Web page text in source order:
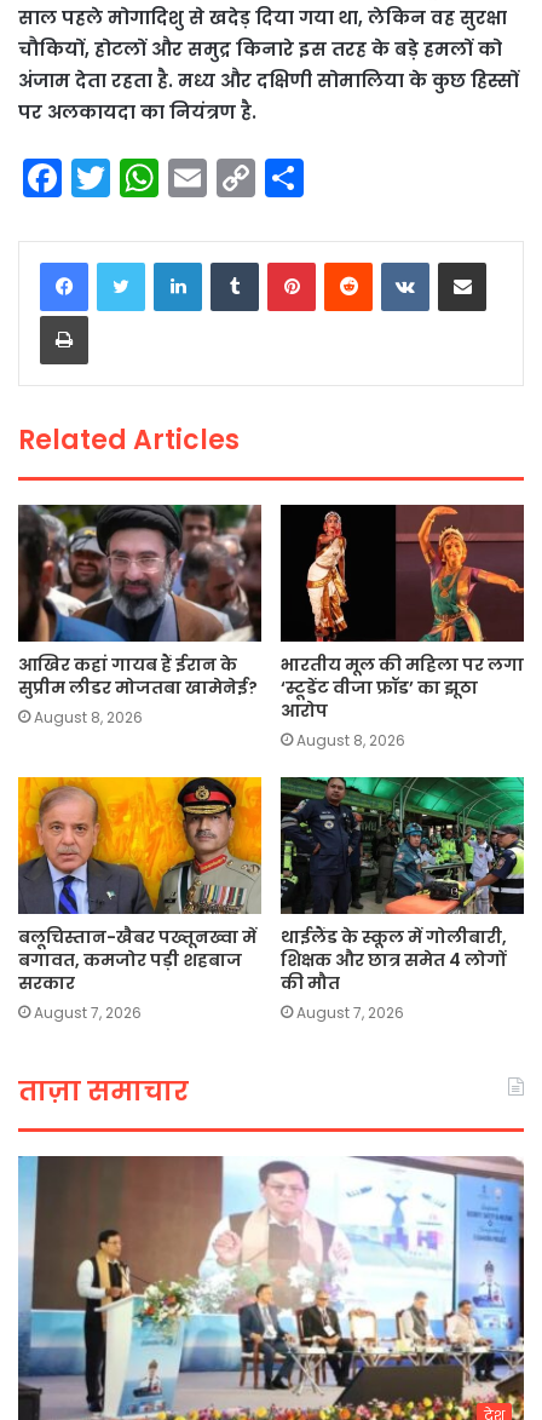
साल पहले मोगादिशु से खदेड़ दिया गया था, लेकिन वह सुरक्षा
चौकियों, होटलों और समुद्र किनारे इस तरह के बड़े हमलों को
अंजाम देता रहता है. मध्य और दक्षिणी सोमालिया के कुछ हिस्सों
पर अलकायदा का नियंत्रण है.
F
a
c
e
b
o
k
T
w
itt
er
W
h
a
ts
p
E
m
ai
C
o
p
n
ar
LinkedInTumblrPinterestReddit VKontakteShare via Email
Print
Related Articles
आखिर कहां गायब हैं ईरान के
सुप्रीम लीडर मोजतबा खामेनेई?
August 8, 2026
भारतीय मूल की महिला पर लगा
‘स्टूडेंट वीजा फ्रॉड’ का झूठा
आरोप
August 8, 2026
बलूचिस्तान-खैबर पख्तूनख्वा में
बगावत, कमजोर पड़ी शहबाज
सरकार
August 7, 2026
थाईलैंड के स्कूल में गोलीबारी,
शिक्षक और छात्र समेत 4 लोगों
की मौत
August 7, 2026
ताज़ा समाचार